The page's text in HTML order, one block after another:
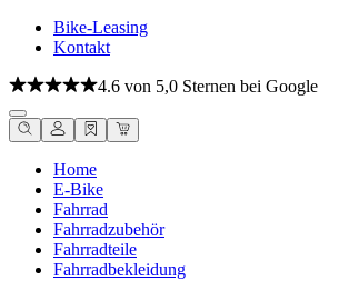
Bike-Leasing
Kontakt
4.6 von 5,0 Sternen bei Google
Home
E-Bike
Fahrrad
Fahrradzubehör
Fahrradteile
Fahrradbekleidung